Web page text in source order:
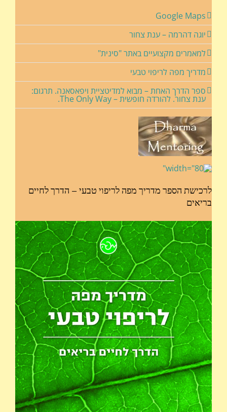
Google Maps
יוגה דהרמה – ענת צחור
למאמרים מקצועיים באתר "סינית"
מדריך מפה לריפוי טבעי
ספר הדרך האחת – מבוא למדיטציית ויפאסאנה. תרגום:
ענת צחור. להורדה חופשית – The Only Way.
לרכישת הספר מדריך מפה לריפוי טבעי – הדרך לחיים
בריאים